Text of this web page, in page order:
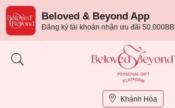
Beloved & Beyond App
Đăng ký tài khoản nhận ưu đãi 50.000BB
Khánh Hòa